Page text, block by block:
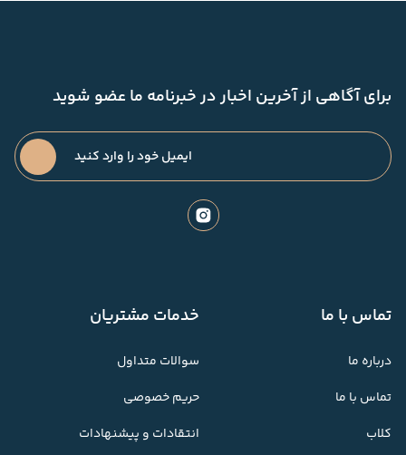
برای آگاهی از آخرین اخبار در خبرنامه ما عضو شوید
تماس با ما
درباره ما
تماس با ما
کلاب
خدمات مشتریان
سوالات متداول
حریم خصوصی
انتقادات و پیشنهادات